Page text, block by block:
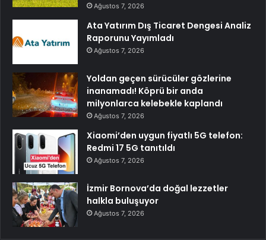
Ağustos 7, 2026
Ata Yatırım Dış Ticaret Dengesi Analiz
Raporunu Yayımladı
Ağustos 7, 2026
Yoldan geçen sürücüler gözlerine
inanamadı! Köprü bir anda
milyonlarca kelebekle kaplandı
Ağustos 7, 2026
Xiaomi’den uygun fiyatlı 5G telefon:
Redmi 17 5G tanıtıldı
Ağustos 7, 2026
İzmir Bornova’da doğal lezzetler
halkla buluşuyor
Ağustos 7, 2026